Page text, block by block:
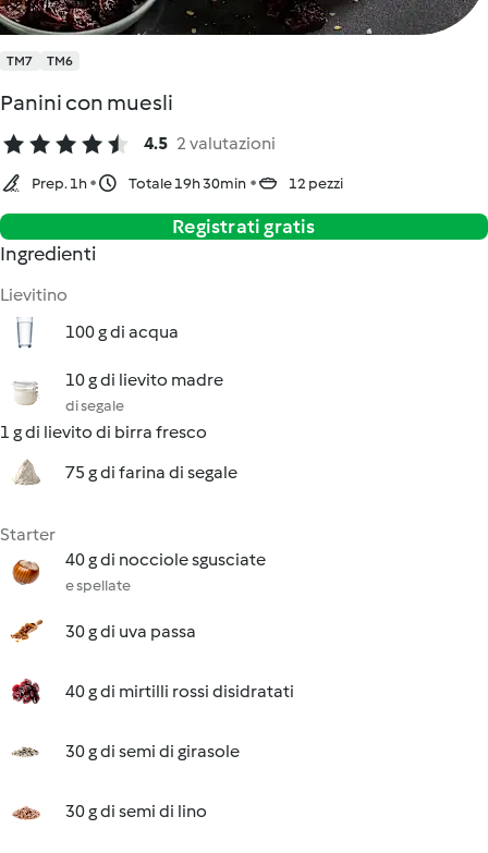
TM7 TM6
Panini con muesli
4.5 2 valutazioni
Prep. 1h Totale 19h 30min 12 pezzi
Registrati gratis
Ingredienti
Lievitino
100 g di acqua
10 g di lievito madre
di segale
1 g di lievito di birra fresco
75 g di farina di segale
Starter
40 g di nocciole sgusciate
e spellate
30 g di uva passa
40 g di mirtilli rossi disidratati
30 g di semi di girasole
30 g di semi di lino